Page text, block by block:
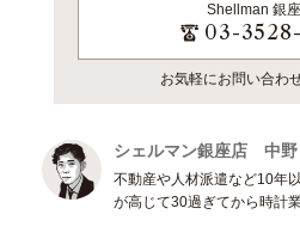
Shellman 銀
03-
お気軽にお問い合わ
シェルマン銀座店 中野
不動産や人材派遣など10年
が高じて30過ぎてから時計